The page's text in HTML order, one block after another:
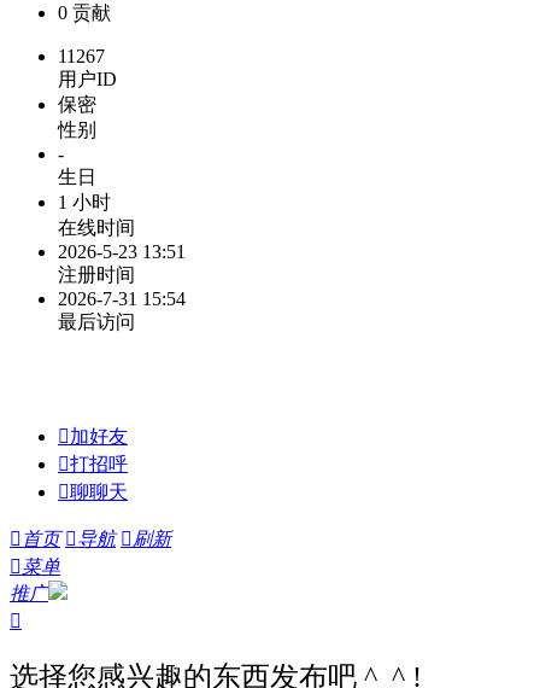
0 贡献
11267
用户ID
保密
性别
-
生日
1 小时
在线时间
2026-5-23 13:51
注册时间
2026-7-31 15:54
最后访问
加好友
打招呼
聊聊天
 首页 导航 刷新
菜单
推广

选择您感兴趣的东西发布吧 ^_^ !